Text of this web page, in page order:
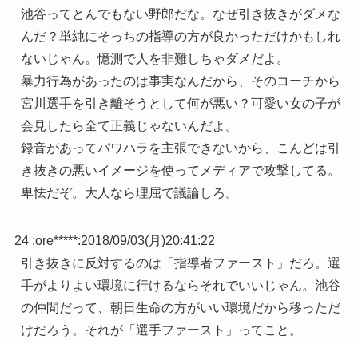
池谷ってとんでもない野郎だな。なぜ引き抜きがダメな
んだ？単純にそっちの指導の方が良かっただけかもしれ
ないじゃん。憶測で人を非難しちゃダメだよ。
暴力行為があったのは事実なんだから、そのコーチから
宮川選手を引き離そうとして何が悪い？可愛い女の子が
会見したら全て正義じゃないんだよ。
録音があってパワハラを主張できないから、こんどは引
き抜きの悪いイメージを使ってメディアで攻撃してる。
卑怯だぞ。大人なら理屈で議論しろ。
24 :ore*****:2018/09/03(月)20:41:22
引き抜きに反対するのは「指導者ファースト」だろ。選
手がよりよい環境に行けるならそれでいいじゃん。池谷
の仲間だって、朝日生命の方がいい環境だから移っただ
けだろう。それが「選手ファースト」ってこと。